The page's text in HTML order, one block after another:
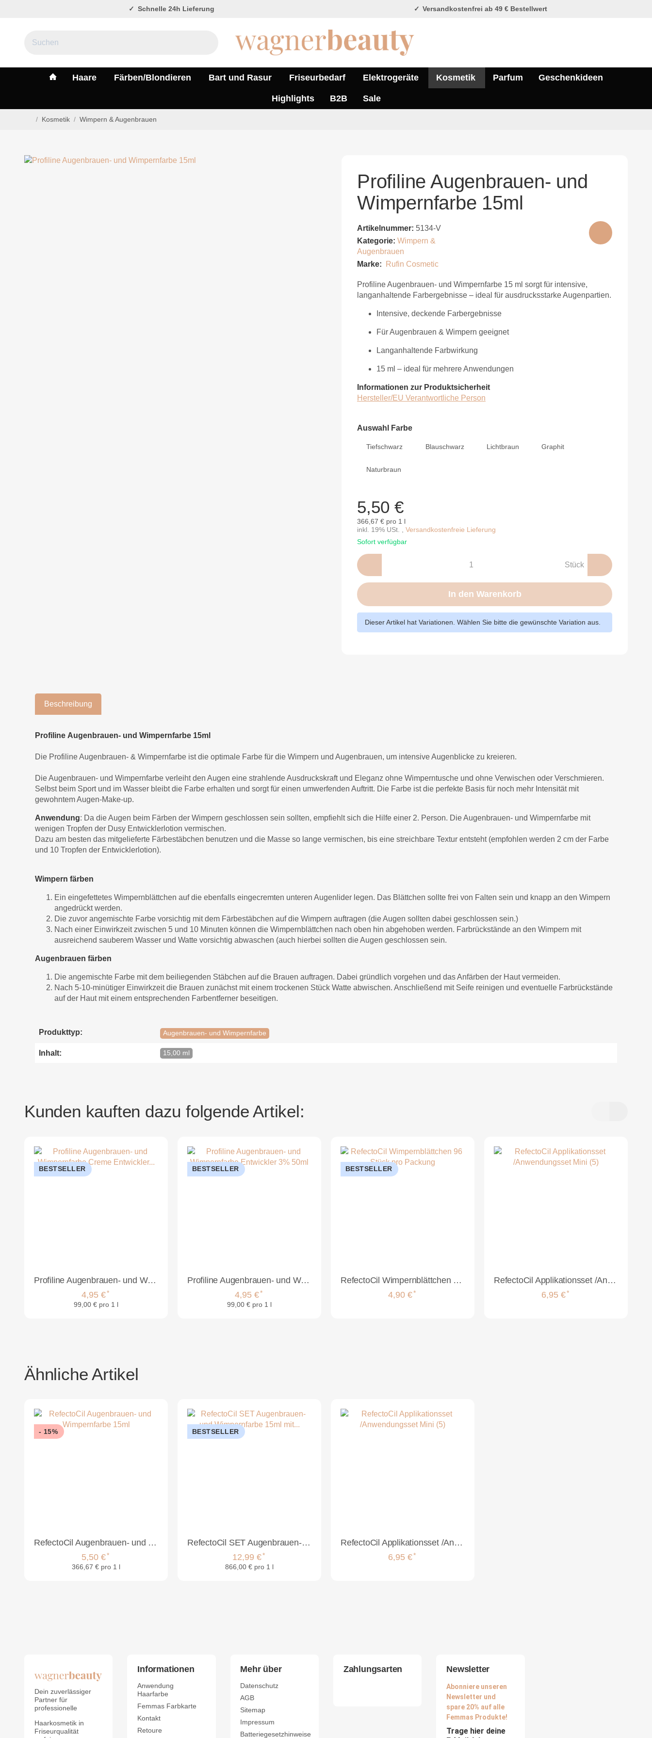
Schnelle 24h Lieferung Versandkostenfrei ab 49 € Bestellwert
#custom.linkHome#
Haare Färben/Blondieren Bart und Rasur Friseurbedarf Elektrogeräte Kosmetik Parfum Geschenkideen
Highlights B2B Sale
/ Kosmetik / Wimpern & Augenbrauen
Profiline Augenbrauen- und
Wimpernfarbe 15ml
Artikelnummer: 5134-V
Kategorie: Wimpern &
Augenbrauen
Marke:
Rufin Cosmetic
Profiline Augenbrauen- und Wimpernfarbe 15 ml sorgt für intensive,
langanhaltende Farbergebnisse – ideal für ausdrucksstarke Augenpartien.
Intensive, deckende Farbergebnisse
Für Augenbrauen & Wimpern geeignet
Langanhaltende Farbwirkung
15 ml – ideal für mehrere Anwendungen
Informationen zur Produktsicherheit
Hersteller/EU Verantwortliche Person
Auswahl Farbe
TiefschwarzTiefschwarzBlauschwarzBlauschwarzLichtbraunLichtbraunGraphitGraphit
Naturbraun
5,50 €
366,67 € pro 1 l
inkl. 19% USt. , Versandkostenfreie Lieferung
Sofort verfügbar
Stück
In den Warenkorb
Dieser Artikel hat Variationen. Wählen Sie bitte die gewünschte Variation aus.
Beschreibung
Profiline Augenbrauen- und Wimpernfarbe 15ml
Die Profiline Augenbrauen- & Wimpernfarbe ist die optimale Farbe für die Wimpern und Augenbrauen, um intensive Augenblicke zu kreieren.
Die Augenbrauen- und Wimpernfarbe verleiht den Augen eine strahlende Ausdruckskraft und Eleganz ohne Wimperntusche und ohne Verwischen oder Verschmieren.
Selbst beim Sport und im Wasser bleibt die Farbe erhalten und sorgt für einen umwerfenden Auftritt. Die Farbe ist die perfekte Basis für noch mehr Intensität mit
gewohntem Augen-Make-up.
Anwendung: Da die Augen beim Färben der Wimpern geschlossen sein sollten, empfiehlt sich die Hilfe einer 2. Person. Die Augenbrauen- und Wimpernfarbe mit
wenigen Tropfen der Dusy Entwicklerlotion vermischen.
Dazu am besten das mitgelieferte Färbestäbchen benutzen und die Masse so lange vermischen, bis eine streichbare Textur entsteht (empfohlen werden 2 cm der Farbe
und 10 Tropfen der Entwicklerlotion).
Wimpern färben
Ein eingefettetes Wimpernblättchen auf die ebenfalls eingecremten unteren Augenlider legen. Das Blättchen sollte frei von Falten sein und knapp an den Wimpern
angedrückt werden.
Die zuvor angemischte Farbe vorsichtig mit dem Färbestäbchen auf die Wimpern auftragen (die Augen sollten dabei geschlossen sein.)
Nach einer Einwirkzeit zwischen 5 und 10 Minuten können die Wimpernblättchen nach oben hin abgehoben werden. Farbrückstände an den Wimpern mit
ausreichend sauberem Wasser und Watte vorsichtig abwaschen (auch hierbei sollten die Augen geschlossen sein.
Augenbrauen färben
Die angemischte Farbe mit dem beiliegenden Stäbchen auf die Brauen auftragen. Dabei gründlich vorgehen und das Anfärben der Haut vermeiden.
Nach 5-10-minütiger Einwirkzeit die Brauen zunächst mit einem trockenen Stück Watte abwischen. Anschließend mit Seife reinigen und eventuelle Farbrückstände
auf der Haut mit einem entsprechenden Farbentferner beseitigen.
Produkttyp: Augenbrauen- und Wimpernfarbe
Inhalt: 15,00 ml
Kunden kauften dazu folgende Artikel:
BESTSELLER
Profiline Augenbrauen- und Wimpernfarbe Creme Entwickler 50ml
4,95 €*
99,00 € pro 1 l
BESTSELLER
Profiline Augenbrauen- und Wimpernfarbe Entwickler 3% 50ml
4,95 €*
99,00 € pro 1 l
BESTSELLER
RefectoCil Wimpernblättchen 96 Stück pro Packung
4,90 €*
RefectoCil Applikationsset /Anwendungsset Mini (5)
6,95 €*
Ähnliche Artikel
- 15%
RefectoCil Augenbrauen- und Wimpernfarbe 15ml
5,50 €*
366,67 € pro 1 l
BESTSELLER
RefectoCil SET Augenbrauen- und Wimpernfarbe 15ml mit Oxidant 100ml & Applikator Set
12,99 €*
866,00 € pro 1 l
RefectoCil Applikationsset /Anwendungsset Mini (5)
6,95 €*
Dein zuverlässiger
Partner für
professionelle
Haarkosmetik in
Friseurqualität
Informationen
Anwendung
Haarfarbe
Femmas Farbkarte
Kontakt
Retoure
Mehr über
Datenschutz
AGB
Sitemap
Impressum
Batteriegesetzhinweise
Zahlungsarten Newsletter
Abonniere unseren
Newsletter und
spare 20% auf alle
Femmas Produkte!
Trage hier deine